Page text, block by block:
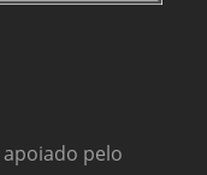
pelo